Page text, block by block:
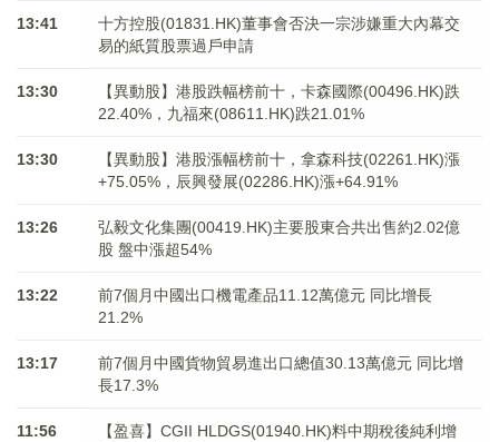
13:41
十方控股(01831.HK)董事會否決一宗涉嫌重大內幕交
易的紙質股票過戶申請
13:30
【異動股】港股跌幅榜前十，卡森國際(00496.HK)跌
22.40%，九福來(08611.HK)跌21.01%
13:30
【異動股】港股漲幅榜前十，拿森科技(02261.HK)漲
+75.05%，辰興發展(02286.HK)漲+64.91%
13:26
弘毅文化集團(00419.HK)主要股東合共出售約2.02億
股 盤中漲超54%
13:22
前7個月中國出口機電產品11.12萬億元 同比增長
21.2%
13:17
前7個月中國貨物貿易進出口總值30.13萬億元 同比增
長17.3%
11:56
【盈喜】CGII HLDGS(01940.HK)料中期稅後純利增